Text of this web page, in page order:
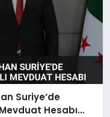
Suriye’de
Hesabı